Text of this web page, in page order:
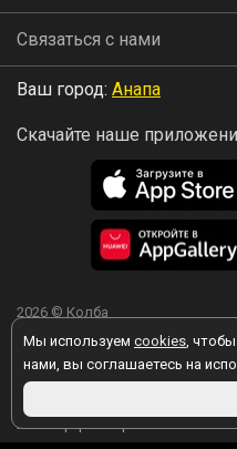
Мы используем cookies,
нами, вы соглашаетесь на
Связаться с нами
Ваш город: Анапа
Скачайте наше
2026 © Колба
Вы принимаете условия политики
персональных данных
любой форме обратной связи на